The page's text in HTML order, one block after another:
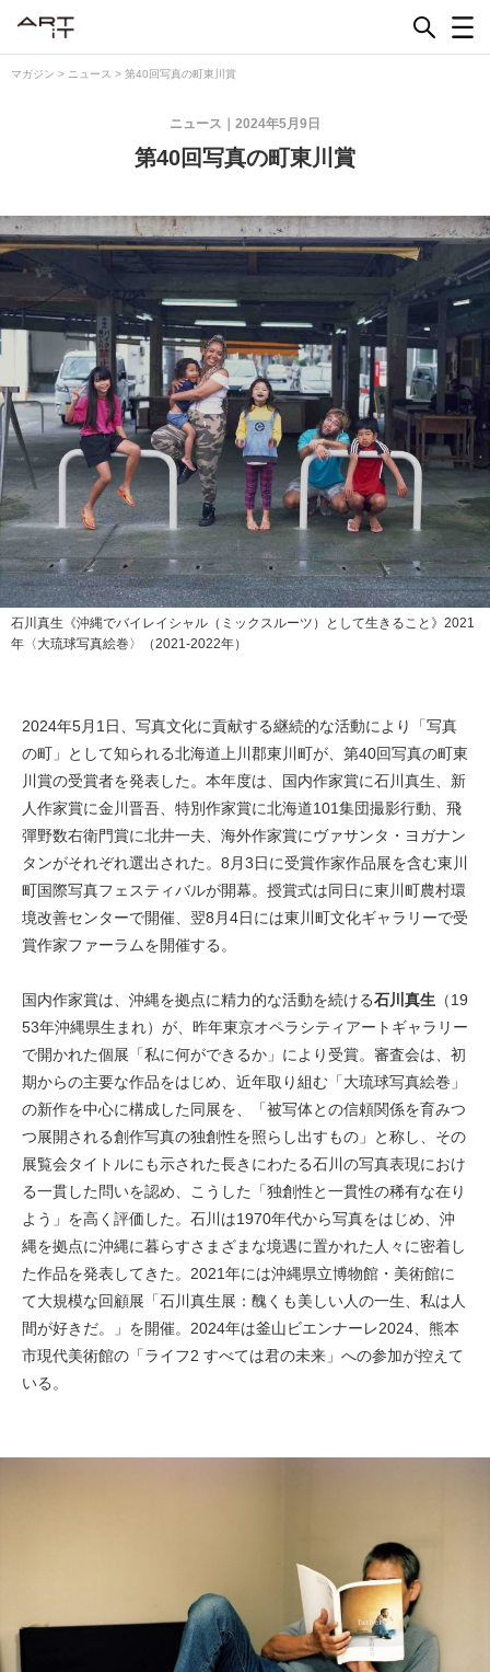
マガジン > ニュース > 第40回写真の町東川賞
2024年5月9日
ニュース
第40回写真の町東川賞
石川真生《沖縄でバイレイシャル（ミックスルーツ）として生きること》2021
年〈大琉球写真絵巻〉（2021-2022年）
2024年5月1日、写真文化に貢献する継続的な活動により「写真
の町」として知られる北海道上川郡東川町が、第40回写真の町東
川賞の受賞者を発表した。本年度は、国内作家賞に石川真生、新
人作家賞に金川晋吾、特別作家賞に北海道101集団撮影行動、飛
彈野数右衛門賞に北井一夫、海外作家賞にヴァサンタ・ヨガナン
タンがそれぞれ選出された。8月3日に受賞作家作品展を含む東川
町国際写真フェスティバルが開幕。授賞式は同日に東川町農村環
境改善センターで開催、翌8月4日には東川町文化ギャラリーで受
賞作家ファーラムを開催する。
国内作家賞は、沖縄を拠点に精力的な活動を続ける石川真生 （19
53年沖縄県生まれ）が、昨年東京オペラシティアートギャラリー
で開かれた個展「私に何ができるか」により受賞。審査会は、初
期からの主要な作品をはじめ、近年取り組む「大琉球写真絵巻」
の新作を中心に構成した同展を、「被写体との信頼関係を育みつ
つ展開される創作写真の独創性を照らし出すもの」と称し、その
展覧会タイトルにも示された長きにわたる石川の写真表現におけ
る一貫した問いを認め、こうした「独創性と一貫性の稀有な在り
よう」を高く評価した。石川は1970年代から写真をはじめ、沖
縄を拠点に沖縄に暮らすさまざまな境遇に置かれた人々に密着し
た作品を発表してきた。2021年には沖縄県立博物館・美術館に
て大規模な回顧展「石川真生展：醜くも美しい人の一生、私は人
間が好きだ。」を開催。2024年は釜山ビエンナーレ2024、熊本
市現代美術館の「ライフ2 すべては君の未来」への参加が控えて
いる。